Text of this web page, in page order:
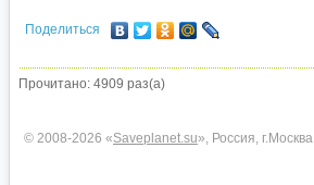
Поделиться
Прочитано: 4909 раз(а)
© 2008-2026 «Saveplanet.su», Россия, г.Москва